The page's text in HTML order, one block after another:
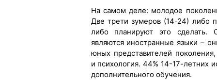
На самом деле: молодое
Две трети зумеров (14-24) либо
либо планируют это сделать.
являются иностранные языки –
юных представителей
и психология. 44% 14-17-летних
дополнительного обучения.